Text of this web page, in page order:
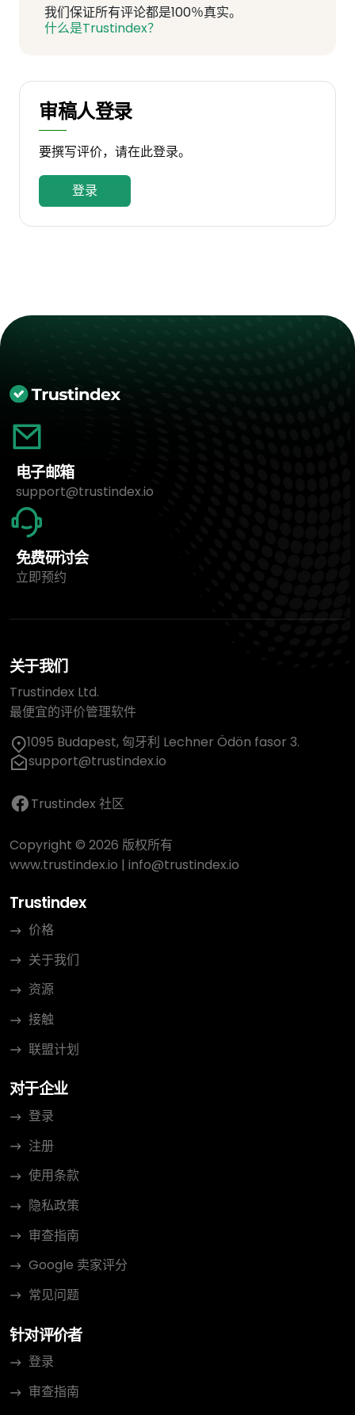
我们保证所有评论都是100％真实。
什么是Trustindex？
审稿人登录
要撰写评价，请在此登录。
登录
电子邮箱
support@trustindex.io
免费研讨会
立即预约
关于我们
Trustindex Ltd.
最便宜的评价管理软件
1095 Budapest, 匈牙利 Lechner Ödön fasor 3.
support@trustindex.io
Trustindex 社区
Copyright © 2026 版权所有
www.trustindex.io | info@trustindex.io
Trustindex
价格
关于我们
资源
接触
联盟计划
对于企业
登录
注册
使用条款
隐私政策
审查指南
Google 卖家评分
常见问题
针对评价者
登录
审查指南